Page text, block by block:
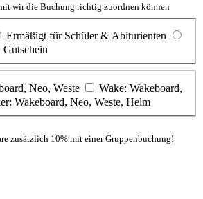
wir die Buchung richtig zuordnen können
Ermäßigt für Schüler & Abiturienten
Gutschein
Neo, Weste
Wake: Wakeboard,
Wakeboard, Neo, Weste, Helm
zusätzlich 10% mit einer Gruppenbuchung!